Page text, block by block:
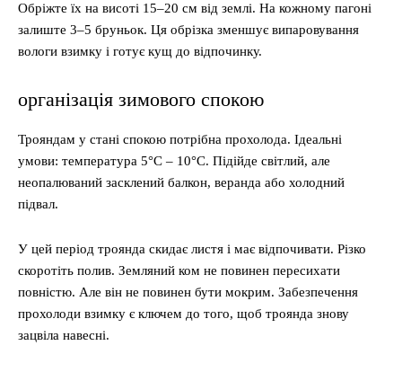
Обріжте їх на висоті 15–20 см від землі. На кожному пагоні
залиште 3–5 бруньок. Ця обрізка зменшує випаровування
вологи взимку і готує кущ до відпочинку.
організація зимового спокою
Трояндам у стані спокою потрібна прохолода. Ідеальні
умови: температура 5°C – 10°C. Підійде світлий, але
неопалюваний засклений балкон, веранда або холодний
підвал.
У цей період троянда скидає листя і має відпочивати. Різко
скоротіть полив. Земляний ком не повинен пересихати
повністю. Але він не повинен бути мокрим. Забезпечення
прохолоди взимку є ключем до того, щоб троянда знову
зацвіла навесні.